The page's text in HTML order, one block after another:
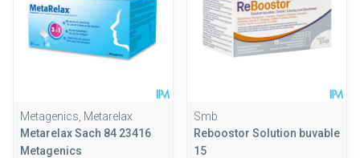
Metagenics, Metarelax
Metarelax Sach 84 23416
Metagenics
Smb
Reboostor Solution buvable
15